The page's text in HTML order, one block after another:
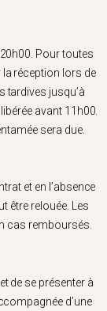
Pour toutes
réception lors de
tardives jusqu’à
avant 11h00.
sera due.
et en l’absence
être relouée. Les
cas remboursés.
de se présenter à
d’une